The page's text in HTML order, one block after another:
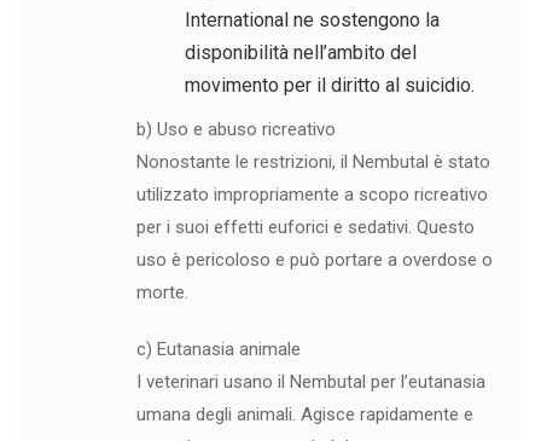
International ne sostengono la
disponibilità nell’ambito del
movimento per il diritto al suicidio.
b) Uso e abuso ricreativo
Nonostante le restrizioni, il Nembutal è stato
utilizzato impropriamente a scopo ricreativo
per i suoi effetti euforici e sedativi. Questo
uso è pericoloso e può portare a overdose o
morte.
c) Eutanasia animale
I veterinari usano il Nembutal per l’eutanasia
umana degli animali. Agisce rapidamente e